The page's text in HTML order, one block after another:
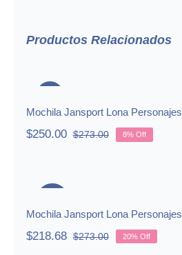
Productos Relacionados
Mochila Jansport Lona Personajes
$273.00Original
$250.00
Current
8% Off
Mochila Jansport Lona Personajes
$273.00Original
$218.68
Current
20% Off